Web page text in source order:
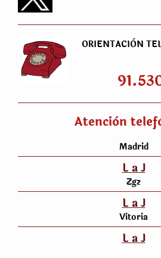
ORIENTACIÒN
Atenciòn
Madrid
L a J
Zgz
L a J
Vitoria
L a J